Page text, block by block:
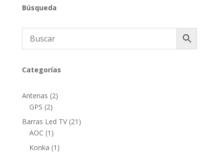
Búsqueda
Categorías
Antenas 22
GPS 22
productos
Barras Led TV 21 21
AOC 1 1
producto
Konka 1 1